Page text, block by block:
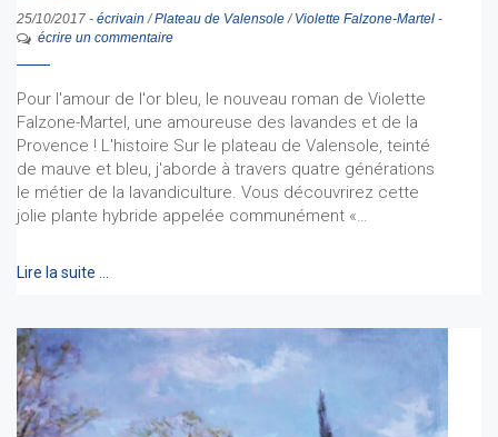
25/10/2017 - écrivain /Plateau de Valensole/ Violette Falzone-Martel -
écrire un commentaire
Pour l'amour de l'or bleu, le nouveau roman de Violette
Falzone-Martel, une amoureuse des lavandes et de la
Provence ! L'histoire Sur le plateau de Valensole, teinté
de mauve et bleu, j'aborde à travers quatre générations
le métier de la lavandiculture. Vous découvrirez cette
jolie plante hybride appelée communément «…
Lire la suite …